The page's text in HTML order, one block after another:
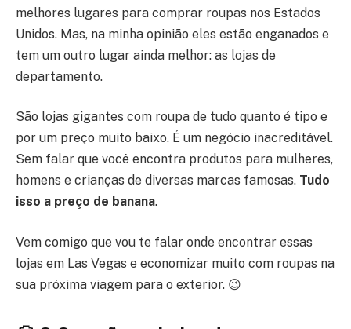
melhores lugares para comprar roupas nos Estados
Unidos. Mas, na minha opinião eles estão enganados e
tem um outro lugar ainda melhor: as lojas de
departamento.
São lojas gigantes com roupa de tudo quanto é tipo e
por um preço muito baixo. É um negócio inacreditável.
Sem falar que você encontra produtos para mulheres,
homens e crianças de diversas marcas famosas. Tudo
isso a preço de banana.
Vem comigo que vou te falar onde encontrar essas
lojas em Las Vegas e economizar muito com roupas na
sua próxima viagem para o exterior. 😉